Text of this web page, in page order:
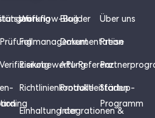
Workflow-Builder
Fallmanagement
Risikobewertung
Richtlinienkontrolle
Einhaltung der
Blog
Dokumentation
API-Referenz
Produktleitfäden
Integrationen &
Über uns
Preise
Startup-
Programm